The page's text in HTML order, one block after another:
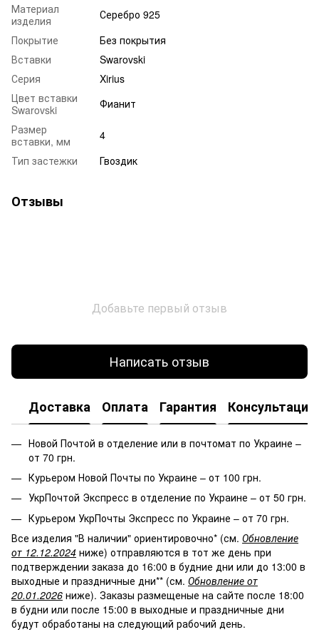
Материал
изделия
Серебро 925
Покрытие
Без покрытия
Вставки
Swarovski
Серия
Xirius
Цвет вставки
Swarovski
Фианит
Размер
вставки, мм
4
Тип застежки
Гвоздик
Отзывы
Добавьте первый отзыв
Написать отзыв
Доставка Оплата Гарантия Консультация
Новой Почтой в отделение или в почтомат по Украине –
от 70 грн.
Курьером Новой Почты по Украине – от 100 грн.
УкрПочтой Экспресс в отделение по Украине – от 50 грн.
Курьером УкрПочты Экспресс по Украине – от 70 грн.
Все изделия "В наличии" ориентировочно* (см. Обновление
от 12.12.2024 ниже) отправляются в тот же день при
подтверждении заказа до 16:00 в будние дни или до 13:00 в
выходные и праздничные дни** (см. Обновление от
20.01.2026 ниже). Заказы размещеные на сайте после 18:00
в будни или после 15:00 в выходные и праздничные дни
будут обработаны на следующий рабочий день.